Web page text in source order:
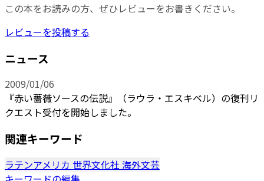
この本をお読みの方、ぜひレビューをお書きください。
レビューを投稿する
ニュース
2009/01/06
『赤い薔薇ソースの伝説』（ラウラ・エスキベル）の復刊リ
クエスト受付を開始しました。
関連キーワード
ラテンアメリカ 世界文化社 海外文芸